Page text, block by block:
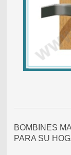
BOMBINES
PARA SU